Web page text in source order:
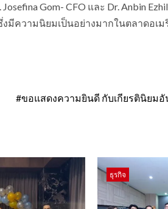
Gom- CFO และ Dr. Anbin
มีความนิยมเป็นอย่างมากในตลาดอเม
#ขอแสดงความยินดี กับเกียรตินิยมอั
ธุรกิจ